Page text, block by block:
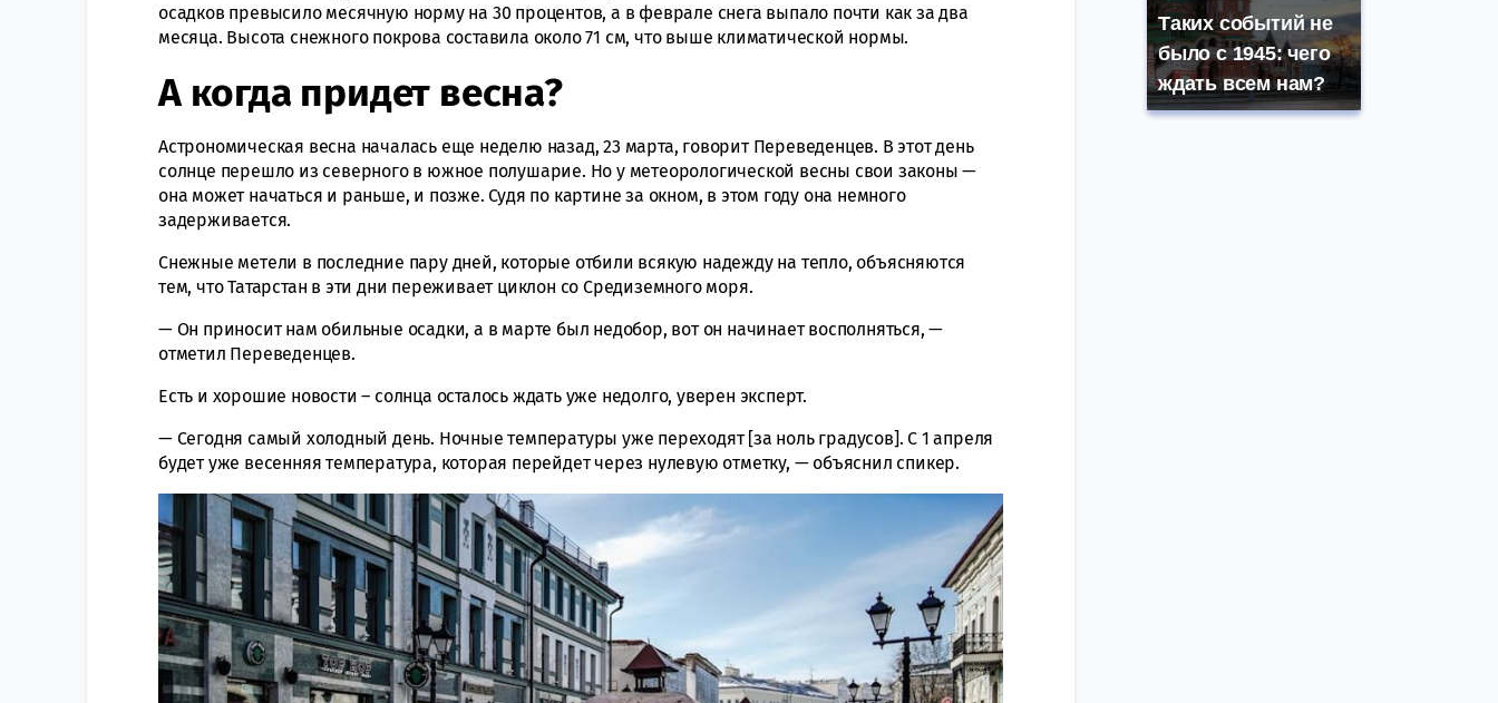
осадков превысило месячную норму на 30 процентов, а в феврале снега выпало почти как за два
месяца. Высота снежного покрова составила около 71 см, что выше климатической нормы.
А когда придет весна?
Астрономическая весна началась еще неделю назад, 23 марта, говорит Переведенцев. В этот день
солнце перешло из северного в южное полушарие. Но у метеорологической весны свои законы —
она может начаться и раньше, и позже. Судя по картине за окном, в этом году она немного
задерживается.
Снежные метели в последние пару дней, которые отбили всякую надежду на тепло, объясняются
тем, что Татарстан в эти дни переживает циклон со Средиземного моря.
— Он приносит нам обильные осадки, а в марте был недобор, вот он начинает восполняться, —
отметил Переведенцев.
Есть и хорошие новости – солнца осталось ждать уже недолго, уверен эксперт.
— Сегодня самый холодный день. Ночные температуры уже переходят [за ноль градусов]. С 1 апреля
будет уже весенняя температура, которая перейдет через нулевую отметку, — объяснил спикер.
Таких событий не
было с 1945: чего
ждать всем нам?